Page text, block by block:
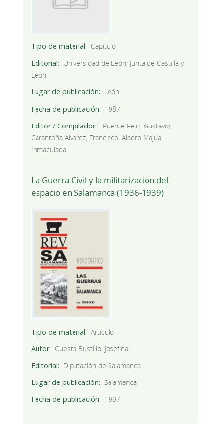
Tipo de material
Capítulo
Editorial
Universidad de León; Junta de Castilla y
León
Lugar de publicación
León
Fecha de publicación
1987
Editor / Compilador
Puente Feliz, Gustavo;
Carantoña Álvarez, Francisco; Aladro Majúa,
Inmaculada
La Guerra Civil y la militarización del
espacio en Salamanca (1936-1939)
Tipo de material
Artículo
Autor
Cuesta Bustillo, Josefina
Editorial
Diputación de Salamanca
Lugar de publicación
Salamanca
Fecha de publicación
1997